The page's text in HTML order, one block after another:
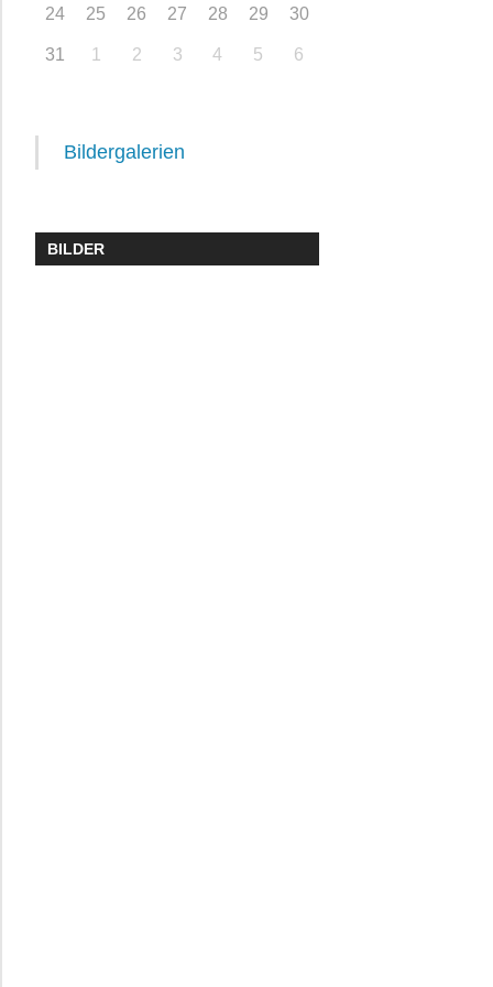
24 25 26 27 28 29 30
31 1 2 3 4 5 6
Bildergalerien
BILDER